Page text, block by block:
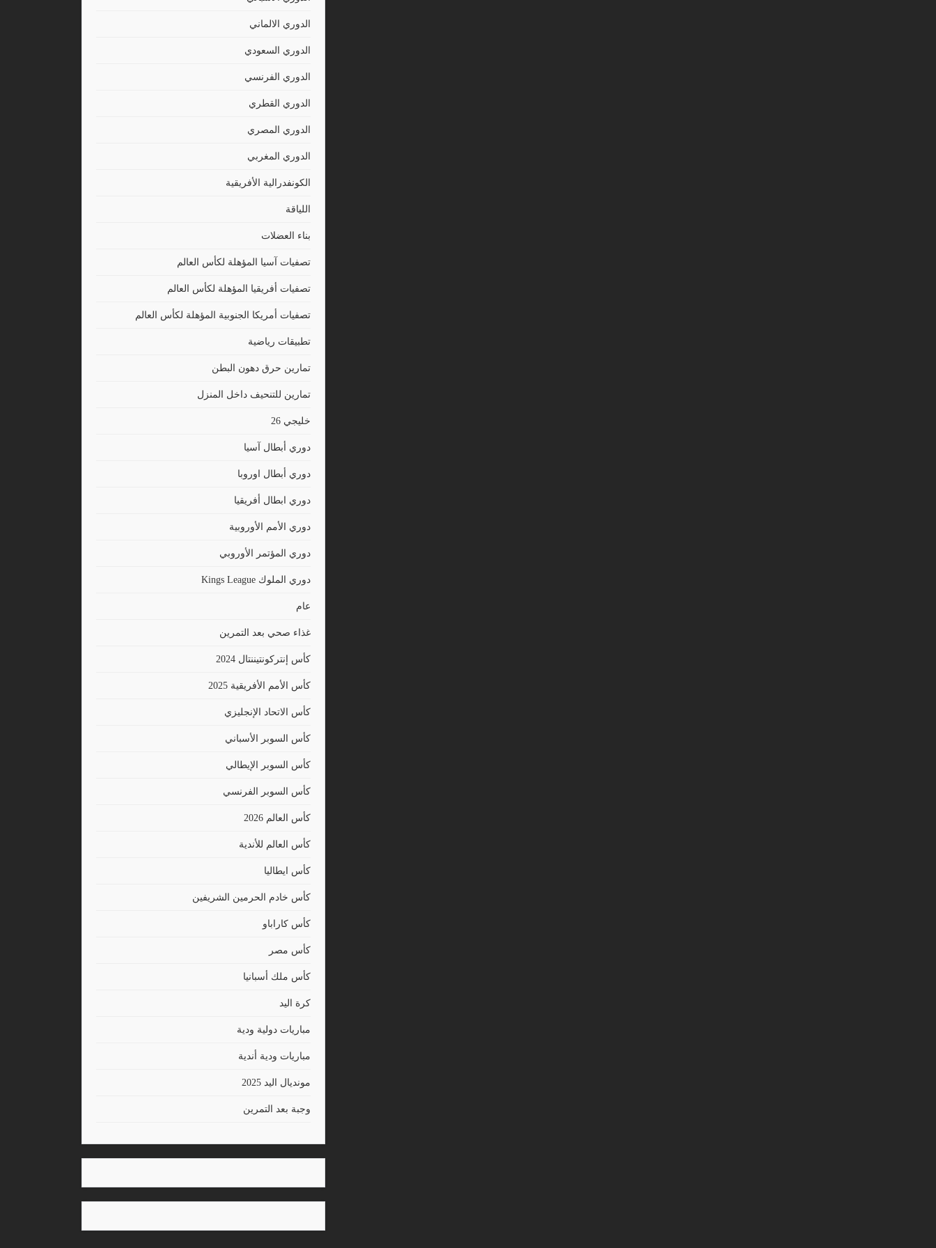
الدوري الالماني
الدوري السعودي
الدوري الفرنسي
الدوري القطري
الدوري المصري
الدوري المغربي
الكونفدرالية الأفريقية
اللياقة
بناء العضلات
تصفيات آسيا المؤهلة لكأس العالم
تصفيات أفريقيا المؤهلة لكأس العالم
تصفيات أمريكا الجنوبية المؤهلة لكأس العالم
تطبيقات رياضية
تمارين حرق دهون البطن
تمارين للتنحيف داخل المنزل
خليجي 26
دوري أبطال آسيا
دوري أبطال اوروبا
دوري ابطال أفريقيا
دوري الأمم الأوروبية
دوري المؤتمر الأوروبي
دوري الملوك Kings League
عام
غذاء صحي بعد التمرين
كأس إنتركونتيننتال 2024
كأس الأمم الأفريقية 2025
كأس الاتحاد الإنجليزي
كأس السوبر الأسباني
كأس السوبر الإيطالي
كأس السوبر الفرنسي
كأس العالم 2026
كأس العالم للأندية
كأس ايطاليا
كأس خادم الحرمين الشريفين
كأس كاراباو
كأس مصر
كأس ملك أسبانيا
كرة اليد
مباريات دولية ودية
مباريات ودية أندية
مونديال اليد 2025
وجبة بعد التمرين